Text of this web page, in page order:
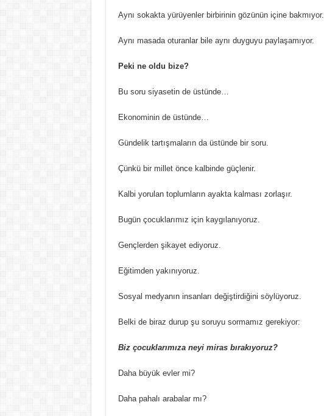
Aynı sokakta yürüyenler birbirinin gözünün içine bakmıyor.
Aynı masada oturanlar bile aynı duyguyu paylaşamıyor.
Peki ne oldu bize?
Bu soru siyasetin de üstünde…
Ekonominin de üstünde…
Gündelik tartışmaların da üstünde bir soru.
Çünkü bir millet önce kalbinde güçlenir.
Kalbi yorulan toplumların ayakta kalması zorlaşır.
Bugün çocuklarımız için kaygılanıyoruz.
Gençlerden şikayet ediyoruz.
Eğitimden yakınıyoruz.
Sosyal medyanın insanları değiştirdiğini söylüyoruz.
Belki de biraz durup şu soruyu sormamız gerekiyor:
Biz çocuklarımıza neyi miras bırakıyoruz?
Daha büyük evler mi?
Daha pahalı arabalar mı?